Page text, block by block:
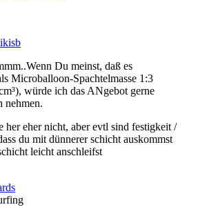
Du meinst, daß es
Microballoon-Spachtelmasse 1:3
würde ich das ANgebot gerne
nehmen.
her eher nicht, aber evtl sind festigkeit /
du mit dünnerer schicht auskommst
leicht anschleifst